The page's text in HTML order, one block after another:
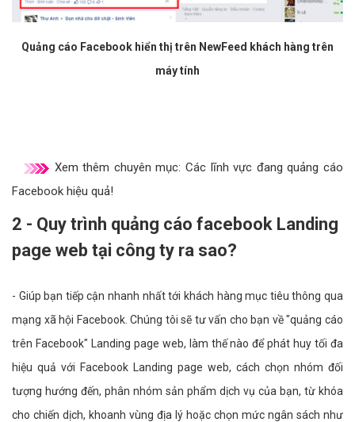
Quảng cáo Facebook hiển thị trên NewFeed khách hàng trên
máy tính
Xem thêm chuyên mục: Các lĩnh vực đang quảng cáo
Facebook hiệu quả!
2 - Quy trình quảng cáo facebook Landing
page web tại công ty ra sao?
- Giúp bạn tiếp cận nhanh nhất tới khách hàng mục tiêu thông qua
mạng xã hội Facebook. Chúng tôi sẽ tư vấn cho bạn về "quảng cáo
trên Facebook" Landing page web, làm thế nào để phát huy tối đa
hiệu quả với Facebook Landing page web, cách chọn nhóm đối
tượng hướng đến, phân nhóm sản phẩm dịch vụ của bạn, từ khóa
cho chiến dịch, khoanh vùng địa lý hoặc chọn mức ngân sách như